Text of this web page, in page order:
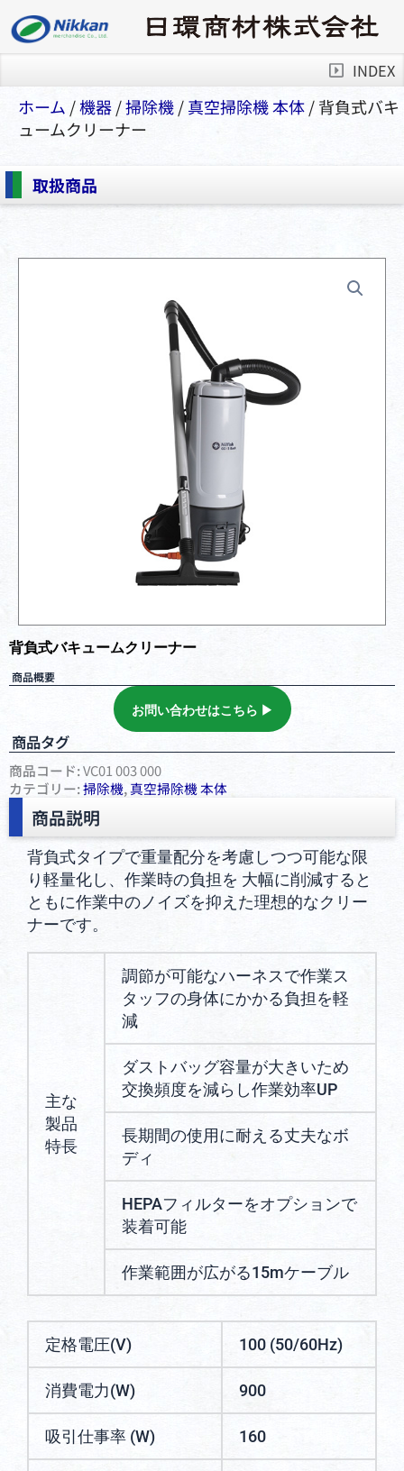
INDEX
ホーム /機器/掃除機/真空掃除機 本体/ 背負式バキ
ュームクリーナー
取扱商品
背負式バキュームクリーナー
商品概要
お問い合わせはこちら ▶︎
商品タグ
商品コード:VC01 003 000
カテゴリー:掃除機,真空掃除機 本体
商品説明
背負式タイプで重量配分を考慮しつつ可能な限
り軽量化し、作業時の負担を 大幅に削減すると
ともに作業中のノイズを抑えた理想的なクリー
ナーです。
主な
製品
特長
調節が可能なハーネスで作業ス
タッフの身体にかかる負担を軽
減
ダストバッグ容量が大きいため
交換頻度を減らし作業効率UP
長期間の使用に耐える丈夫なボ
ディ
HEPAフィルターをオプションで
装着可能
作業範囲が広がる15mケーブル
定格電圧(V) 100 (50/60Hz)
消費電力(W) 900
吸引仕事率 (W) 160